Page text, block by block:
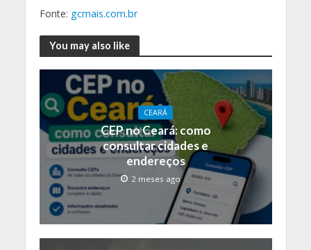
Fonte: gcmais.com.br
You may also like
CEARÁ
CEP no Ceará: como
consultar cidades e
endereços
2 meses ago